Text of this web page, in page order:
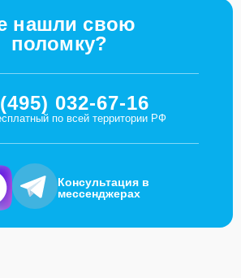
нашли свою
поломку?
032-67-16
по всей территории РФ
Консультация в
мессенджерах